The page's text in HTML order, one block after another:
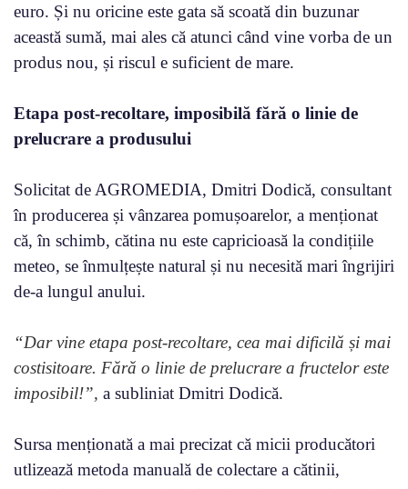
euro. Și nu oricine este gata să scoată din buzunar
această sumă, mai ales că atunci când vine vorba de un
produs nou, și riscul e suficient de mare.
Etapa post-recoltare, imposibilă fără o linie de
prelucrare a produsului
Solicitat de AGROMEDIA, Dmitri Dodică, consultant
în producerea și vânzarea pomușoarelor, a menționat
că, în schimb, cătina nu este capricioasă la condițiile
meteo, se înmulțește natural și nu necesită mari îngrijiri
de-a lungul anului.
“Dar vine etapa post-recoltare, cea mai dificilă și mai
costisitoare. Fără o linie de prelucrare a fructelor este
imposibil!”, a subliniat Dmitri Dodică.
Sursa menționată a mai precizat că micii producători
utlizează metoda manuală de colectare a cătinii,